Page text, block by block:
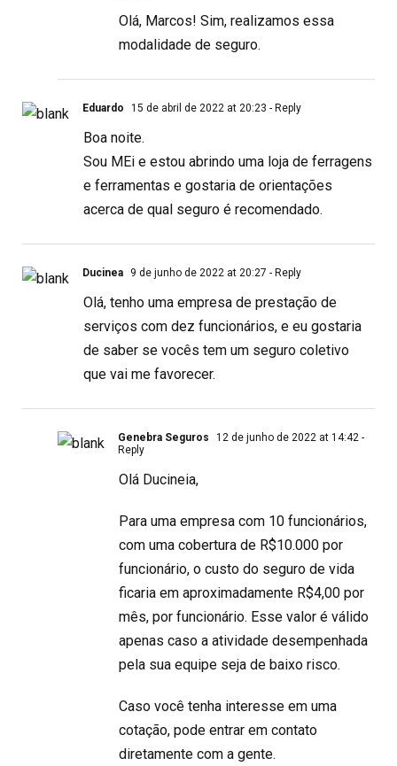
Olá, Marcos! Sim, realizamos essa
modalidade de seguro.
Eduardo 15 de abril de 2022 at 20:23 - Reply
Boa noite.
Sou MEi e estou abrindo uma loja de ferragens
e ferramentas e gostaria de orientações
acerca de qual seguro é recomendado.
Ducinea 9 de junho de 2022 at 20:27 - Reply
Olá, tenho uma empresa de prestação de
serviços com dez funcionários, e eu gostaria
de saber se vocês tem um seguro coletivo
que vai me favorecer.
Genebra Seguros 12 de junho de 2022 at 14:42 -
Reply
Olá Ducineia,
Para uma empresa com 10 funcionários,
com uma cobertura de R$10.000 por
funcionário, o custo do seguro de vida
ficaria em aproximadamente R$4,00 por
mês, por funcionário. Esse valor é válido
apenas caso a atividade desempenhada
pela sua equipe seja de baixo risco.
Caso você tenha interesse em uma
cotação, pode entrar em contato
diretamente com a gente.